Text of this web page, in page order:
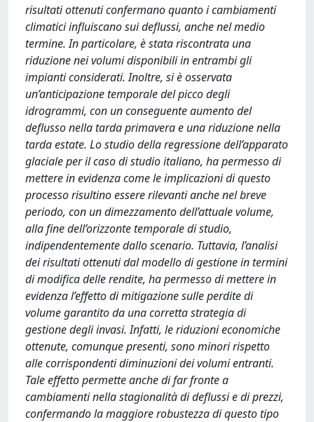
risultati ottenuti confermano quanto i cambiamenti
climatici influiscano sui deflussi, anche nel medio
termine. In particolare, è stata riscontrata una
riduzione nei volumi disponibili in entrambi gli
impianti considerati. Inoltre, si è osservata
un’anticipazione temporale del picco degli
idrogrammi, con un conseguente aumento del
deflusso nella tarda primavera e una riduzione nella
tarda estate. Lo studio della regressione dell’apparato
glaciale per il caso di studio italiano, ha permesso di
mettere in evidenza come le implicazioni di questo
processo risultino essere rilevanti anche nel breve
periodo, con un dimezzamento dell’attuale volume,
alla fine dell’orizzonte temporale di studio,
indipendentemente dallo scenario. Tuttavia, l’analisi
dei risultati ottenuti dal modello di gestione in termini
di modifica delle rendite, ha permesso di mettere in
evidenza l’effetto di mitigazione sulle perdite di
volume garantito da una corretta strategia di
gestione degli invasi. Infatti, le riduzioni economiche
ottenute, comunque presenti, sono minori rispetto
alle corrispondenti diminuzioni dei volumi entranti.
Tale effetto permette anche di far fronte a
cambiamenti nella stagionalità di deflussi e di prezzi,
confermando la maggiore robustezza di questo tipo